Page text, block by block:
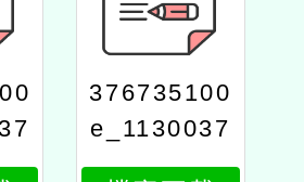
376735100
e_1130037
895_attach